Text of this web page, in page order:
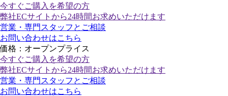
今すぐご購入 を希望の方
弊社ECサイトから24時間お求めいただけます
営業・専門スタッフとご相談
お問い合わせはこちら
価格：オープンプライス
今すぐご購入 を希望の方
弊社ECサイトから24時間お求めいただけます
営業・専門スタッフとご相談
お問い合わせはこちら